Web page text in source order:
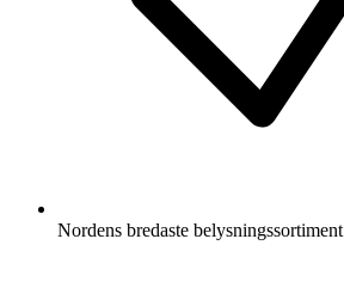
Nordens bredaste belysningssortiment